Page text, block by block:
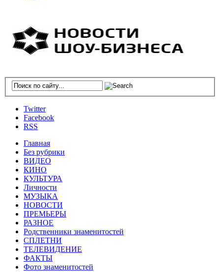
Twitter
Facebook
RSS
Главная
Без рубрики
ВИДЕО
КИНО
КУЛЬТУРА
Личности
МУЗЫКА
НОВОСТИ
ПРЕМЬЕРЫ
РАЗНОЕ
Родственники знаменитостей
СПЛЕТНИ
ТЕЛЕВИДЕНИЕ
ФАКТЫ
Фото знаменитостей